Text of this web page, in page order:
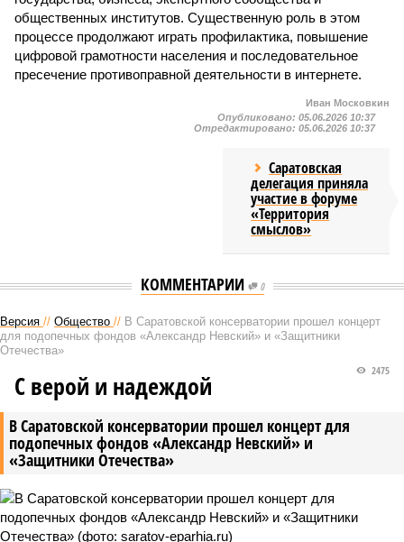
общественных институтов. Существенную роль в этом
процессе продолжают играть профилактика, повышение
цифровой грамотности населения и последовательное
пресечение противоправной деятельности в интернете.
Иван Московкин
Опубликовано: 05.06.2026 10:37
Отредактировано: 05.06.2026 10:37
Саратовская
делегация приняла
участие в форуме
«Территория
смыслов»
КОММЕНТАРИИ 0
Версия // Общество // В Саратовской консерватории прошел концерт
для подопечных фондов «Александр Невский» и «Защитники
Отечества»
В Саратовской консерватории прошел концерт для
подопечных фондов «Александр Невский» и
«Защитники Отечества»
2475
С верой и надеждой